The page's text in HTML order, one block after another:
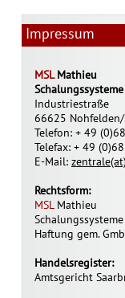
Impressum
MSLMathieu
Industriestraße
66625
Telefon: + 49
Telefax: + 49
E-Mail:
Rechtsform:
MSLMathieu
Haftung gem.
Handelsregister:
Amtsgericht